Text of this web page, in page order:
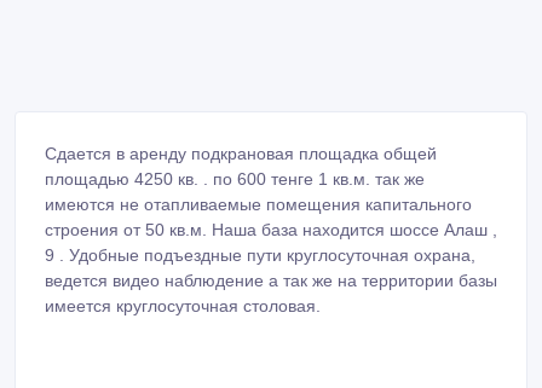
Сдается в аренду подкрановая площадка общей
площадью 4250 кв. . по 600 тенге 1 кв.м. так же
имеются не отапливаемые помещения капитального
строения от 50 кв.м. Наша база находится шоссе Алаш ,
9 . Удобные подъездные пути круглосуточная охрана,
ведется видео наблюдение а так же на территории базы
имеется круглосуточная столовая.